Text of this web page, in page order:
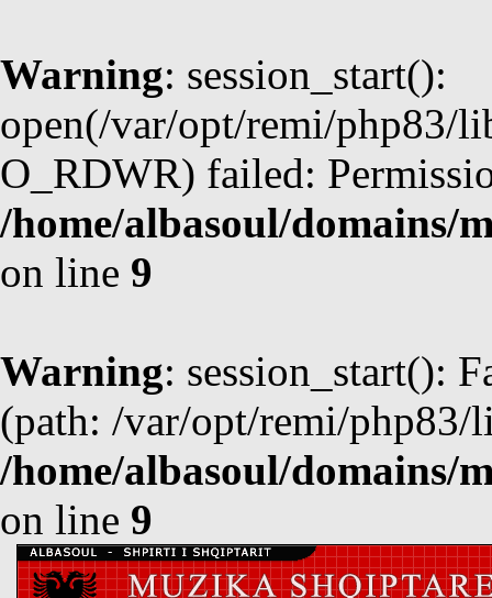
Warning: session_start():
open(/var/opt/remi/php83/
O_RDWR) failed:
/home/albasoul/domains/
on line 9
Warning: session_start():
(path: /var/opt/remi/php83/
/home/albasoul/domains/
on line 9